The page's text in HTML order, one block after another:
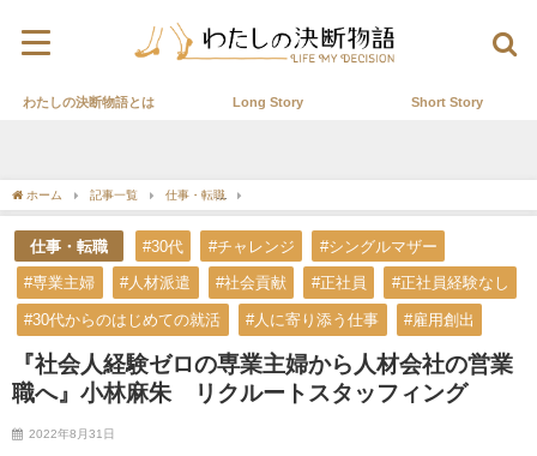
わたしの決断物語とは Long Story Short Story
ホーム 記事一覧 仕事・転職
仕事・転職 #30代 #チャレンジ #シングルマザー
#専業主婦 #人材派遣 #社会貢献 #正社員 #正社員経験なし
#30代からのはじめての就活 #人に寄り添う仕事 #雇用創出
『社会人経験ゼロの専業主婦から人材会社の営業
職へ』小林麻朱 リクルートスタッフィング
2022年8月31日